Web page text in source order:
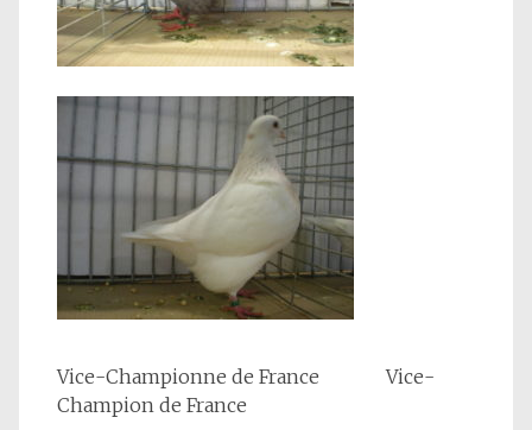
Vice-Championne de France Vice-
Champion de France